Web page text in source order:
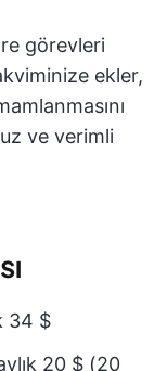
görevleri
ekler,
ve verimli
34 $
20 $ (20